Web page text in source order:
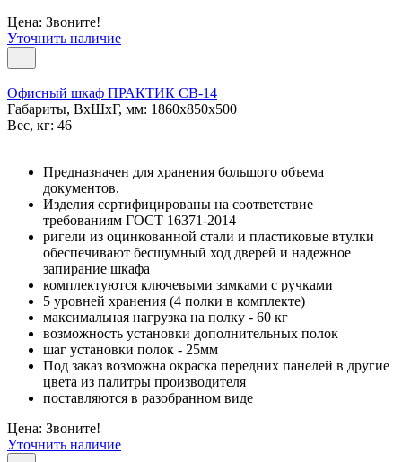
Цена: Звоните!
Уточнить наличие
Офисный шкаф ПРАКТИК СВ-14
Габариты, ВxШxГ, мм: 1860x850x500
Вес, кг: 46
Предназначен для хранения большого объема
документов.
Изделия сертифицированы на соответствие
требованиям ГОСТ 16371-2014
ригели из оцинкованной стали и пластиковые втулки
обеспечивают бесшумный ход дверей и надежное
запирание шкафа
комплектуются ключевыми замками с ручками
5 уровней хранения (4 полки в комплекте)
максимальная нагрузка на полку - 60 кг
возможность установки дополнительных полок
шаг установки полок - 25мм
Под заказ возможна окраска передних панелей в другие
цвета из палитры производителя
поставляются в разобранном виде
Цена: Звоните!
Уточнить наличие